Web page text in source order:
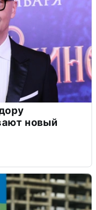
новый